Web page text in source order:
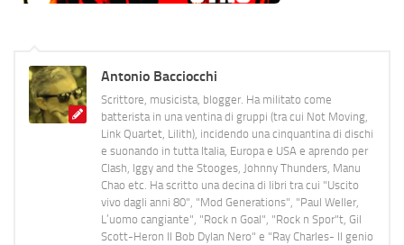
Antonio Bacciocchi
Scrittore, musicista, blogger. Ha militato come
batterista in una ventina di gruppi (tra cui Not Moving,
Link Quartet, Lilith), incidendo una cinquantina di dischi
e suonando in tutta Italia, Europa e USA e aprendo per
Clash, Iggy and the Stooges, Johnny Thunders, Manu
Chao etc. Ha scritto una decina di libri tra cui "Uscito
vivo dagli anni 80", "Mod Generations", "Paul Weller,
L’uomo cangiante", "Rock n Goal", "Rock n Spor"t, Gil
Scott-Heron Il Bob Dylan Nero" e "Ray Charles- Il genio